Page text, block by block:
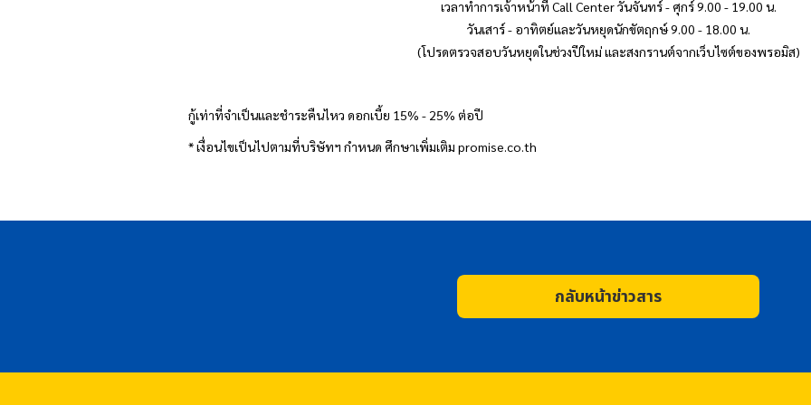
เวลาทำการเจ้าหน้าที่ Call Center วันจันทร์ - ศุกร์ 9.00 - 19.00 น.
วันเสาร์ - อาทิตย์และวันหยุดนักขัตฤกษ์ 9.00 - 18.00 น.
(โปรดตรวจสอบวันหยุดในช่วงปีใหม่ และสงกรานต์จากเว็บไซต์ของพรอมิส)
กู้เท่าที่จำเป็นและชำระคืนไหว ดอกเบี้ย 15% - 25% ต่อปี
* เงื่อนไขเป็นไปตามที่บริษัทฯ กำหนด ศึกษาเพิ่มเติม promise.co.th
กลับหน้าข่าวสาร